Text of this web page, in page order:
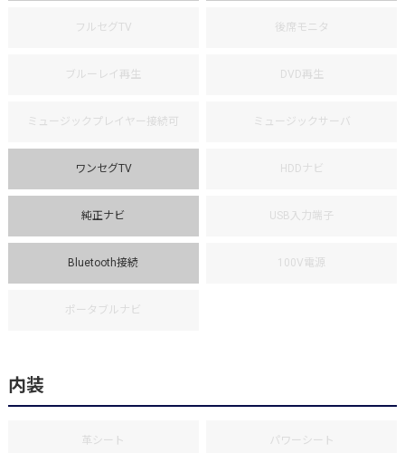
フルセグTV 後席モニタ
ブルーレイ再生 DVD再生
ミュージックプレイヤー接続可 ミュージックサーバ
ワンセグTV HDDナビ
純正ナビ USB入力端子
Bluetooth接続 100V電源
ポータブルナビ
内装
革シート パワーシート